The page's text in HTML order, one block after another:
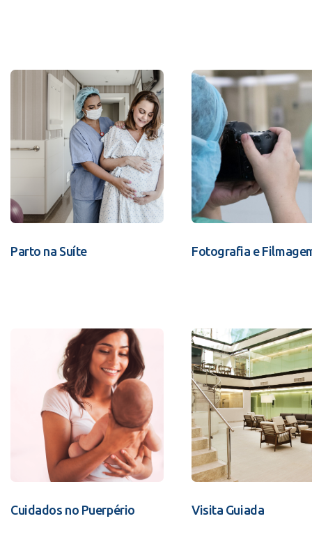
Parto na Suíte Fotografia e
Cuidados no Puerpério Visita Guiada